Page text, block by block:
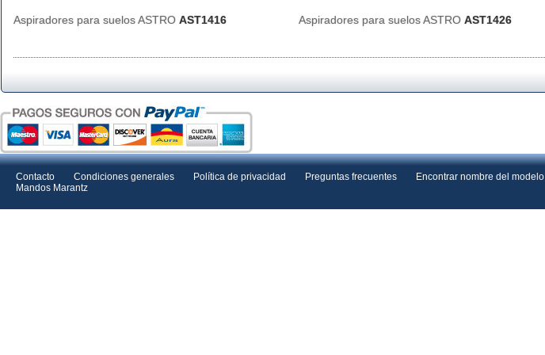
Aspiradores para suelos ASTRO AST1416 Aspiradores para suelos ASTRO AST1426
Contacto Condiciones generales Política de privacidad Preguntas frecuentes Encontrar nombre del modelo
Mandos Marantz